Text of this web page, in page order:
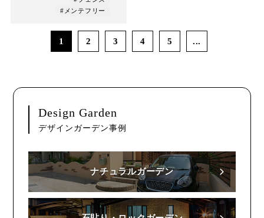
#メンテフリー
1 2 3 4 5 ...
Design Garden
デザインガーデン事例
ナチュラルガーデン